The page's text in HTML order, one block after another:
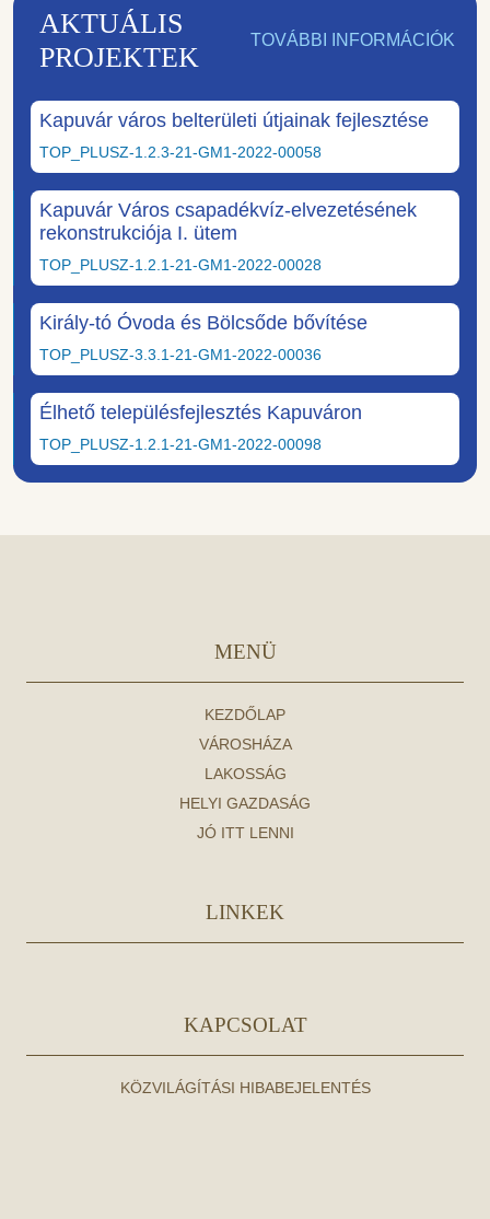
AKTUÁLIS
PROJEKTEK
TOVÁBBI INFORMÁCIÓK
Kapuvár város belterületi útjainak fejlesztése
TOP_PLUSZ-1.2.3-21-GM1-2022-00058
Kapuvár Város csapadékvíz-elvezetésének
rekonstrukciója I. ütem
TOP_PLUSZ-1.2.1-21-GM1-2022-00028
Király-tó Óvoda és Bölcsőde bővítése
TOP_PLUSZ-3.3.1-21-GM1-2022-00036
Élhető településfejlesztés Kapuváron
TOP_PLUSZ-1.2.1-21-GM1-2022-00098
MENÜ
KEZDŐLAP
VÁROSHÁZA
LAKOSSÁG
HELYI GAZDASÁG
JÓ ITT LENNI
LINKEK
KAPCSOLAT
KÖZVILÁGÍTÁSI HIBABEJELENTÉS